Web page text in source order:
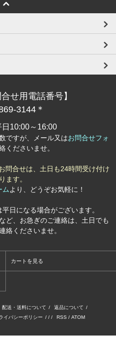
せ用電話番号】
3144＊
10:00～16:00
ですが、メール又はお問合せフォ
くださいませ。
問合せは、土日も24時間受け付け
ます。
ム より、どうぞお気軽に！
日になる場合がございます。
ど、お急ぎのご連絡は、土日でも
絡くださいませ。
カートを見る
配送・送料について / 返品について /
イバシーポリシー / / / RSS / ATOM